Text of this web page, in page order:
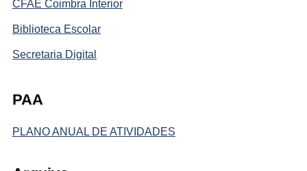
CFAE Coimbra Interior
Biblioteca Escolar
Secretaria Digital
PAA
PLANO ANUAL DE ATIVIDADES